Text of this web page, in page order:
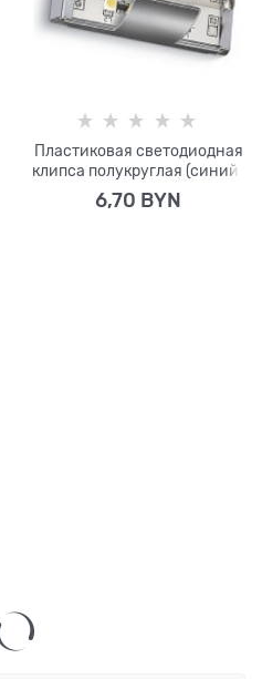
Пластиковая светодиодная
клипса полукруглая (синий)
6,70 BYN